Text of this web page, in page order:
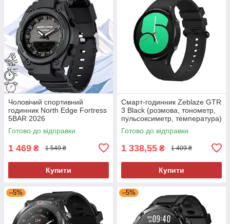
Чоловічий спортивний
годинник North Edge Fortress
5BAR 2026
Готово до відправки
1 469 ₴ 1 549 ₴
Купити
Смарт-годинник Zeblaze GTR
3 Black (розмова, тонометр,
пульсоксиметр, температура)
Готово до відправки
1 338,55 ₴ 1 409 ₴
Купити
–5% –5%